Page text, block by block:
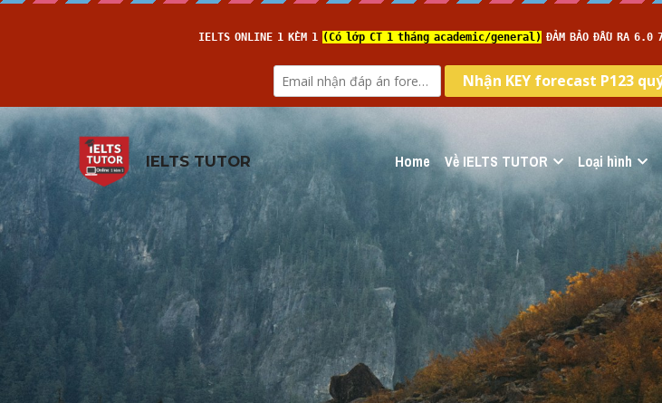
IELTS TUTOR Home Về IELTS TUTOR Loại hình